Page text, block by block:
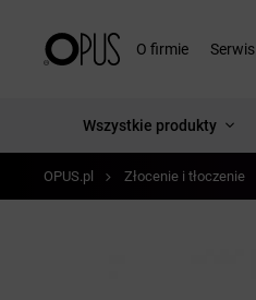
O firmie Serwis
Wszystkie produkty
OPUS.pl Złocenie i tłoczenie